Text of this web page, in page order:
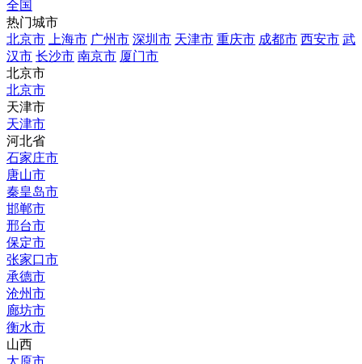
全国
热门城市
北京市
上海市 广州市 深圳市 天津市 重庆市 成都市 西安市 武
汉市 长沙市 南京市 厦门市
北京市
北京市
天津市
天津市
河北省
石家庄市
唐山市
秦皇岛市
邯郸市
邢台市
保定市
张家口市
承德市
沧州市
廊坊市
衡水市
山西
太原市